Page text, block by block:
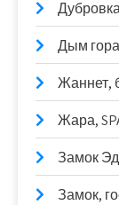
Дым
Жаннет,
Жара,
Замок
Замок,